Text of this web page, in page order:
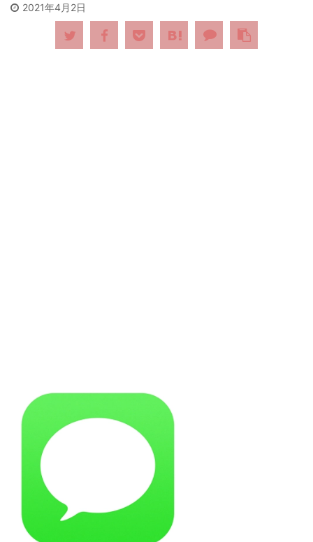
2021年4月2日